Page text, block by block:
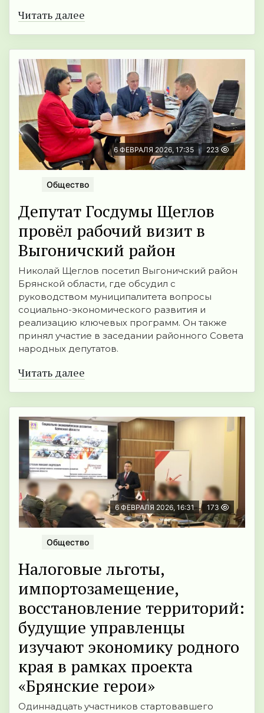
Читать далее
6 ФЕВРАЛЯ 2026, 17:35 223
Общество
Депутат Госдумы Щеглов
провёл рабочий визит в
Выгоничский район
Николай Щеглов посетил Выгоничский район
Брянской области, где обсудил с
руководством муниципалитета вопросы
социально-экономического развития и
реализацию ключевых программ. Он также
принял участие в заседании районного Совета
народных депутатов.
Читать далее
6 ФЕВРАЛЯ 2026, 16:31 173
Общество
Налоговые льготы,
импортозамещение,
восстановление территорий:
будущие управленцы
изучают экономику родного
края в рамках проекта
«Брянские герои»
Одиннадцать участников стартовавшего